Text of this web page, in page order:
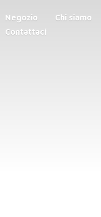
Negozio Chi siamo
Contattaci